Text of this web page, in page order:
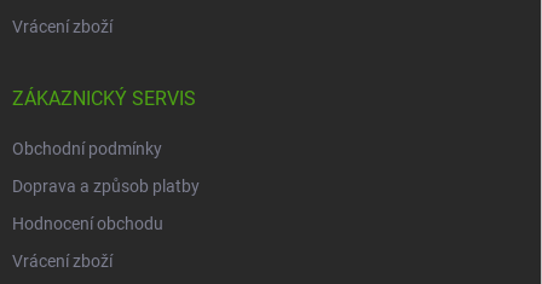
Vrácení zboží
ZÁKAZNICKÝ SERVIS
Obchodní podmínky
Doprava a způsob platby
Hodnocení obchodu
Vrácení zboží